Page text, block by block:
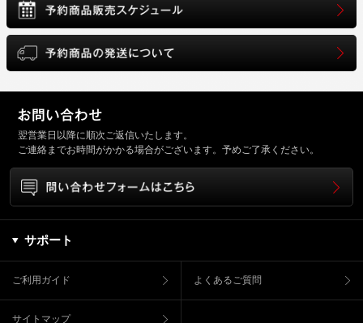
翌営業日以降に順次ご返信いたします。
ご連絡までお時間がかかる場合がございます。予めご了承ください。
サポート
ご利用ガイド よくあるご質問
サイトマップ